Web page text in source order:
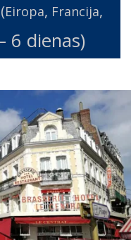
(Eiropa, Francija,
6 dienas)